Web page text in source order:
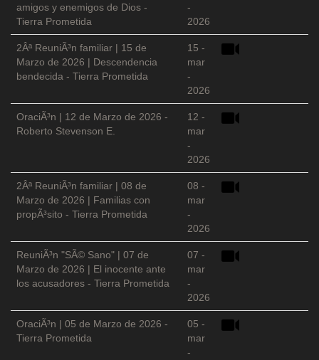
amigos y enemigos de Dios -
Tierra Prometida
-
2026
2Âª ReuniÃ³n familiar | 15 de
Marzo de 2026 | Descendencia
bendecida - Tierra Prometida
15 -
mar
-
2026
OraciÃ³n | 12 de Marzo de 2026 -
Roberto Stevenson E.
12 -
mar
-
2026
2Âª ReuniÃ³n familiar | 08 de
Marzo de 2026 | Familias con
propÃ³sito - Tierra Prometida
08 -
mar
-
2026
ReuniÃ³n "SÃ© Sano" | 07 de
Marzo de 2026 | El inocente ante
los acusadores - Tierra Prometida
07 -
mar
-
2026
OraciÃ³n | 05 de Marzo de 2026 -
Tierra Prometida
05 -
mar
-